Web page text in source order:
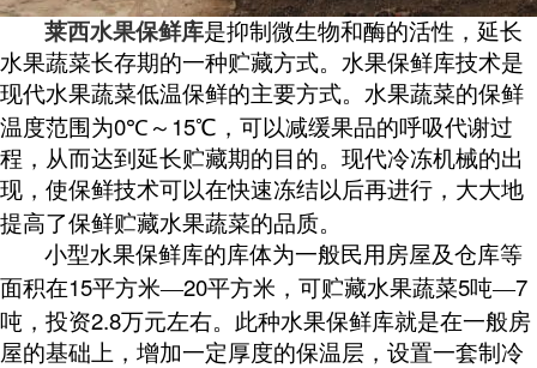
莱西水果保鲜库是抑制微生物和酶的活性，延长
水果蔬菜长存期的一种贮藏方式。水果保鲜库技术是
现代水果蔬菜低温保鲜的主要方式。水果蔬菜的保鲜
温度范围为0℃～ 15℃，可以减缓果品的呼吸代谢过
程，从而达到延长贮藏期的目的。现代冷冻机械的出
现，使保鲜技术可以在快速冻结以后再进行，大大地
提高了保鲜贮藏水果蔬菜的品质。
小型水果保鲜库的库体为一般民用房屋及仓库等
面积在15平方米—20平方米，可贮藏水果蔬菜5吨—7
吨，投资2.8万元左右。此种水果保鲜库就是在一般房
屋的基础上，增加一定厚度的保温层，设置一套制冷